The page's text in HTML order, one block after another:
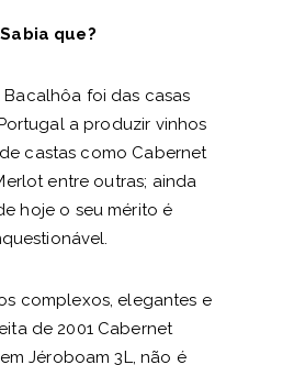
Sabia que?
Bacalhôa foi das casas
a produzir vinhos
castas como Cabernet
entre outras; ainda
hoje o seu mérito é
complexos, elegantes e
de 2001 Cabernet
Jéroboam 3L, não é